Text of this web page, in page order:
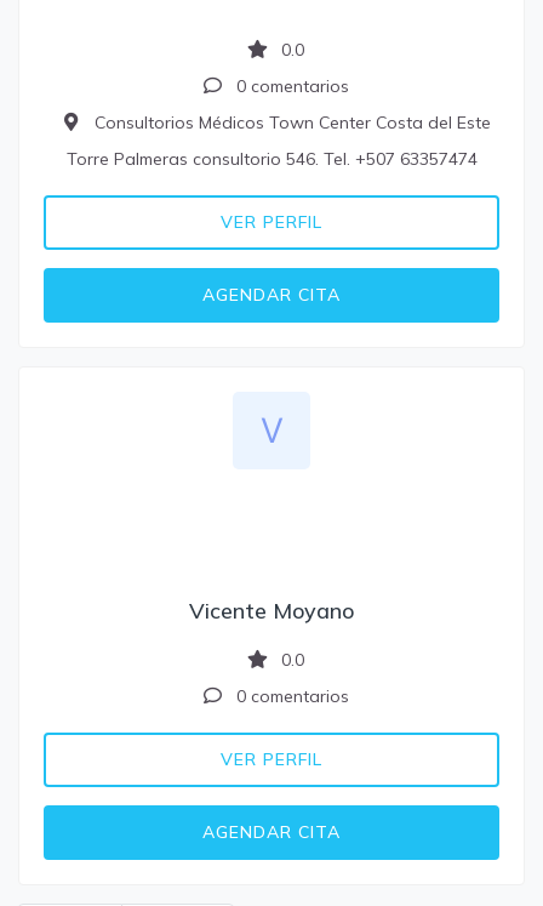
0.0
0 comentarios
Consultorios Médicos Town Center Costa del Este
Torre Palmeras consultorio 546. Tel. +507 63357474
VER PERFIL
AGENDAR CITA
Vicente Moyano
0.0
0 comentarios
VER PERFIL
AGENDAR CITA